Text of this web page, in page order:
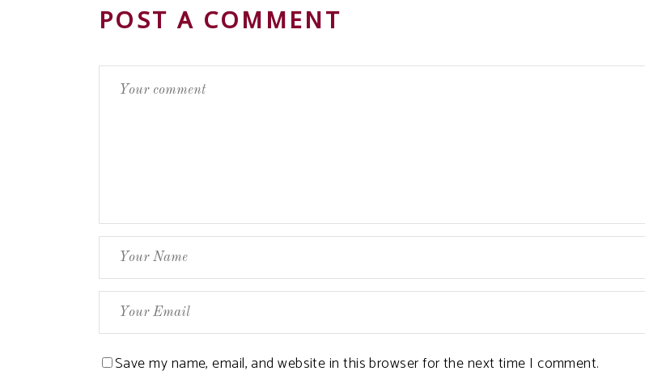
POST A COMMENT
Save my name, email, and website in this browser for the next time I comment.